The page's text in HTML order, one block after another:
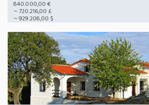
840.000,00 €
~ 720.216,00 £
~ 929.208,00 $